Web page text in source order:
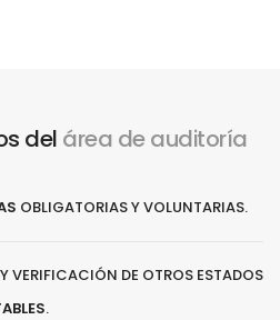
del área de auditoría
OBLIGATORIAS Y VOLUNTARIAS.
VERIFICACIÓN DE OTROS ESTADOS
.